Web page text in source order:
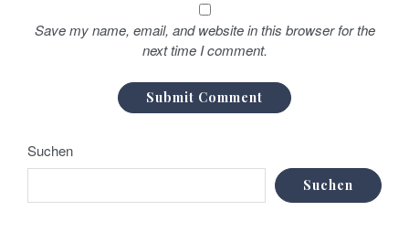
Save my name, email, and website in this browser for the
next time I comment.
Suchen
Suchen